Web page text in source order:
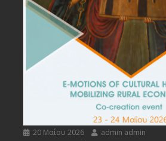
20 Μαΐου 2026 admin admin